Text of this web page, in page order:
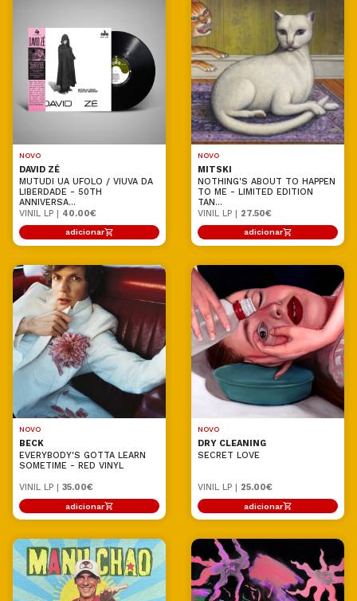
NOVO
DAVID ZÉ
MUTUDI UA UFOLO / VIUVA DA
LIBERDADE - 50TH
ANNIVERSA...
VINIL LP | 40.00€
adicionar
NOVO
MITSKI
NOTHING'S ABOUT TO HAPPEN
TO ME - LIMITED EDITION
TAN...
VINIL LP | 27.50€
adicionar
NOVO
BECK
EVERYBODY'S GOTTA LEARN
SOMETIME - RED VINYL
VINIL LP | 35.00€
adicionar
NOVO
DRY CLEANING
SECRET LOVE
VINIL LP | 25.00€
adicionar